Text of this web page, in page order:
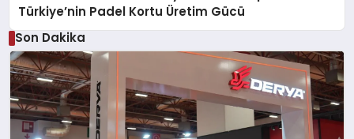
Türkiye’nin Padel Kortu Üretim Gücü
Son Dakika